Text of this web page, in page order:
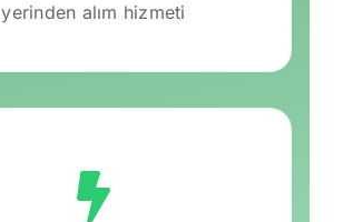
yerinden alım hizmeti